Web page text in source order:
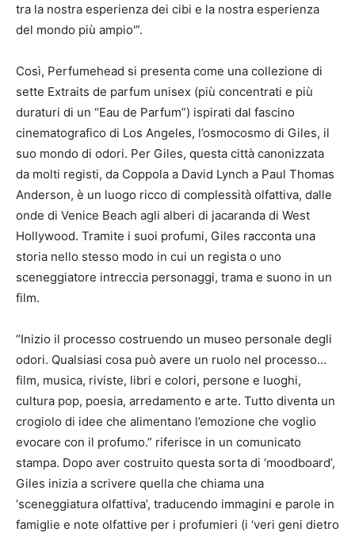
tra la nostra esperienza dei cibi e la nostra esperienza
del mondo più ampio'”.
Così, Perfumehead si presenta come una collezione di
sette Extraits de parfum unisex (più concentrati e più
duraturi di un “Eau de Parfum”) ispirati dal fascino
cinematografico di Los Angeles, l’osmocosmo di Giles, il
suo mondo di odori. Per Giles, questa città canonizzata
da molti registi, da Coppola a David Lynch a Paul Thomas
Anderson, è un luogo ricco di complessità olfattiva, dalle
onde di Venice Beach agli alberi di jacaranda di West
Hollywood. Tramite i suoi profumi, Giles racconta una
storia nello stesso modo in cui un regista o uno
sceneggiatore intreccia personaggi, trama e suono in un
film.
“Inizio il processo costruendo un museo personale degli
odori. Qualsiasi cosa può avere un ruolo nel processo…
film, musica, riviste, libri e colori, persone e luoghi,
cultura pop, poesia, arredamento e arte. Tutto diventa un
crogiolo di idee che alimentano l’emozione che voglio
evocare con il profumo.” riferisce in un comunicato
stampa. Dopo aver costruito questa sorta di ‘moodboard’,
Giles inizia a scrivere quella che chiama una
‘sceneggiatura olfattiva’, traducendo immagini e parole in
famiglie e note olfattive per i profumieri (i ‘veri geni dietro